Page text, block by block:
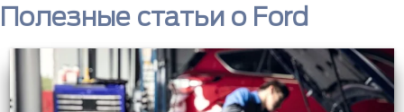
Полезные статьи о Ford